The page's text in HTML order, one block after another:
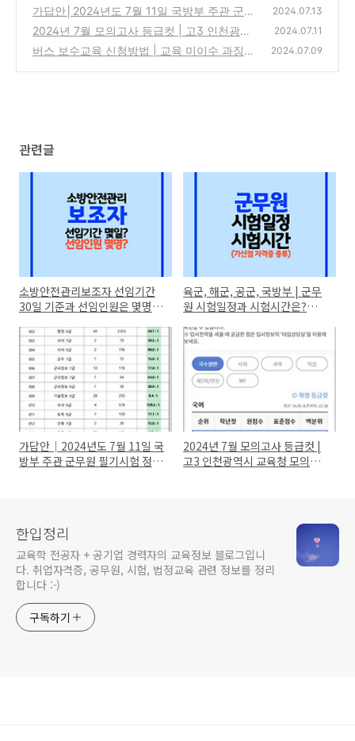
시험시간은? (+가산점 자격증)
(0)
가답안│2024년도 7월 11일 국방부 주관 군무
원 필기시험 정답과 문제 떴어요.
(0)
2024.07.13
2024년 7월 모의고사 등급컷 | 고3 인천광역
시 교육청 모의고사(7/11)
(0)
2024.07.11
버스 보수교육 신청방법 | 교육 미이수 과징금
2024.07.09
관련글
소방안전관리보조자 선임기간
30일 기준과 선임인원은 몇명?
육군, 해군, 공군, 국방부 | 군무
원 시험일정과 시험시간은?
가답안│2024년도 7월 11일 국
방부 주관 군무원 필기시험 정답
2024년 7월 모의고사 등급컷 |
고3 인천광역시 교육청 모의고
한입정리
교육학 전공자 + 공기업 경력자의 교육정보 블로그입니
다. 취업자격증, 공무원, 시험, 법정교육 관련 정보를 정리
합니다 :-)
구독하기